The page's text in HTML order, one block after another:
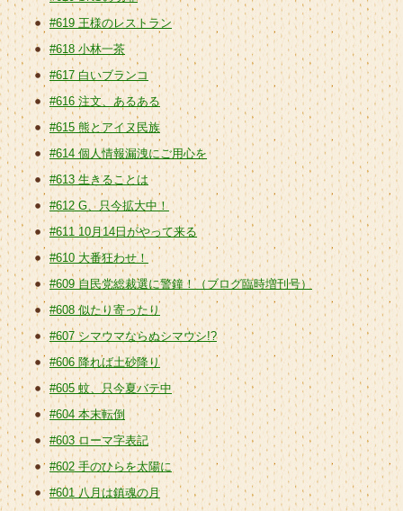
#619 王様のレストラン
#618 小林一茶
#617 白いブランコ
#616 注文、あるある
#615 熊とアイヌ民族
#614 個人情報漏洩にご用心を
#613 生きることは
#612 G、只今拡大中！
#611 10月14日がやって来る
#610 大番狂わせ！
#609 自民党総裁選に警鐘！（ブログ臨時増刊号）
#608 似たり寄ったり
#607 シマウマならぬシマウシ!?
#606 降れば土砂降り
#605 蚊、只今夏バテ中
#604 本末転倒
#603 ローマ字表記
#602 手のひらを太陽に
#601 八月は鎮魂の月